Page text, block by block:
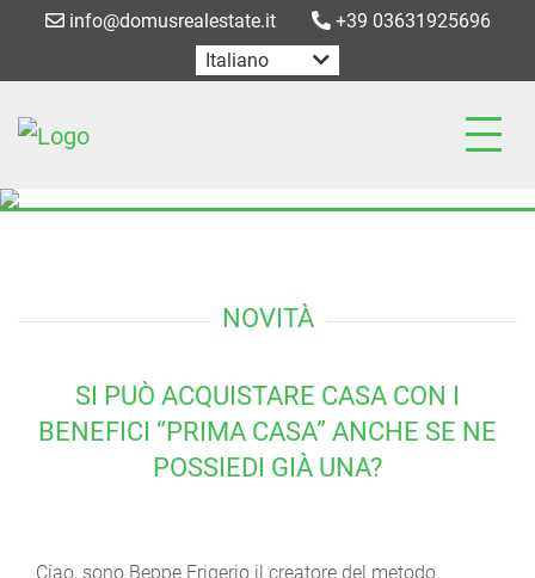
info@domusrealestate.it
+39 03631925696
Italiano
NOVITÀ
SI PUÒ ACQUISTARE CASA CON I
BENEFICI “PRIMA CASA” ANCHE SE NE
POSSIEDI GIÀ UNA?
Ciao, sono Beppe Frigerio il creatore del metodo